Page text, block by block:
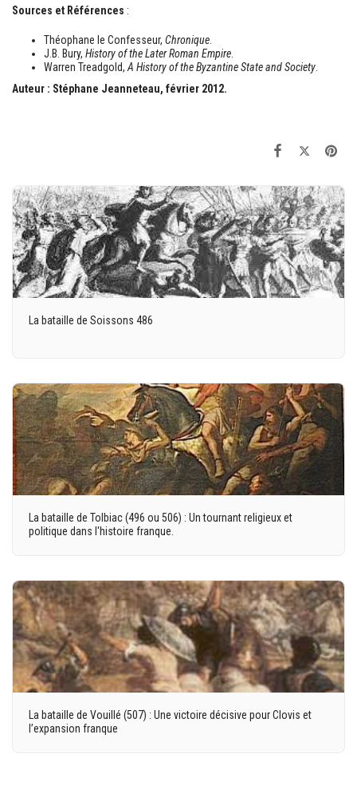
Sources et Références :
Théophane le Confesseur, Chronique
J.B. Bury, History of the Later Roman Empire
Warren Treadgold, A History of the Byzantine State and Society
Auteur : Stéphane Jeanneteau, février 2012.
La bataille de Soissons 486
La bataille de Tolbiac (496 ou 506) : Un tournant religieux et
politique dans l'histoire franque.
La bataille de Vouillé (507) : Une victoire décisive pour Clovis et
l’expansion franque